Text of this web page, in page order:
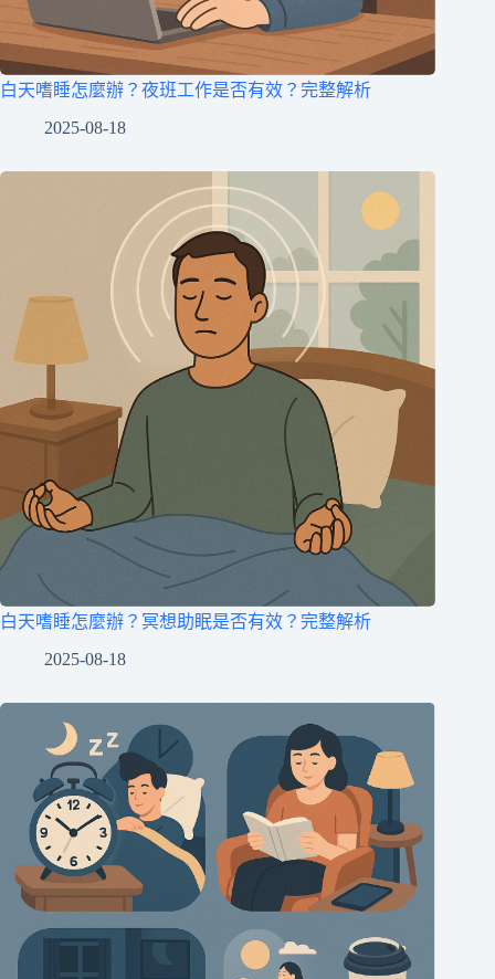
白天嗜睡怎麼辦？夜班工作是否有效？完整解析
2025-08-18
白天嗜睡怎麼辦？冥想助眠是否有效？完整解析
2025-08-18